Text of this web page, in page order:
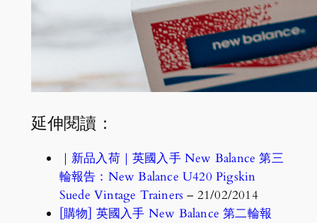
延伸閱讀：
｜新品入荷｜英國入手 New Balance 第三
輪報告：New Balance U420 Pigskin
Suede Vintage Trainers – 21/02/2014
[購物] 英國入手 New Balance 第二輪報